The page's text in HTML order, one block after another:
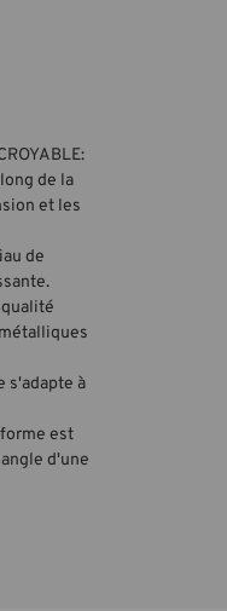
de la
et les
de
qualité
s'adapte à
forme est
d'une